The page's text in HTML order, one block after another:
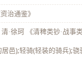
资治通鉴》
清·徐珂 《清稗类钞·战事类
邑);轻骑(轻装的骑兵);